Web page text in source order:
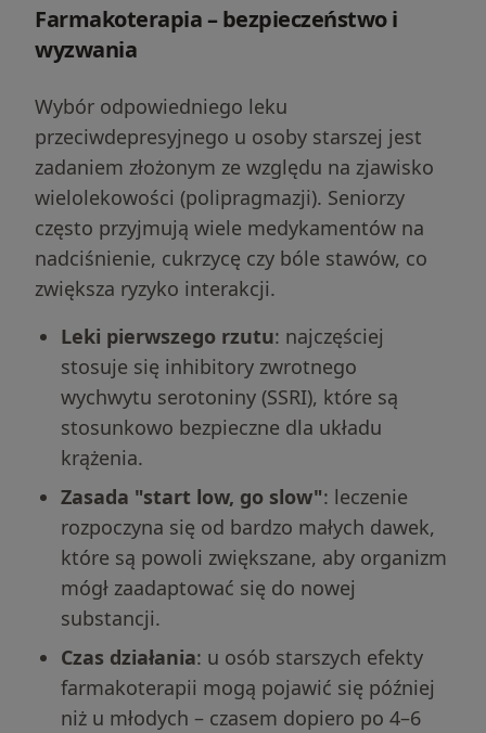
Farmakoterapia – bezpieczeństwo i
wyzwania
Wybór odpowiedniego leku
przeciwdepresyjnego u osoby starszej jest
zadaniem złożonym ze względu na zjawisko
wielolekowości (polipragmazji). Seniorzy
często przyjmują wiele medykamentów na
nadciśnienie, cukrzycę czy bóle stawów, co
zwiększa ryzyko interakcji.
Leki pierwszego rzutu: najczęściej
stosuje się inhibitory zwrotnego
wychwytu serotoniny (SSRI), które są
stosunkowo bezpieczne dla układu
krążenia.
Zasada "start low, go slow": leczenie
rozpoczyna się od bardzo małych dawek,
które są powoli zwiększane, aby organizm
mógł zaadaptować się do nowej
substancji.
Czas działania: u osób starszych efekty
farmakoterapii mogą pojawić się później
niż u młodych – czasem dopiero po 4–6